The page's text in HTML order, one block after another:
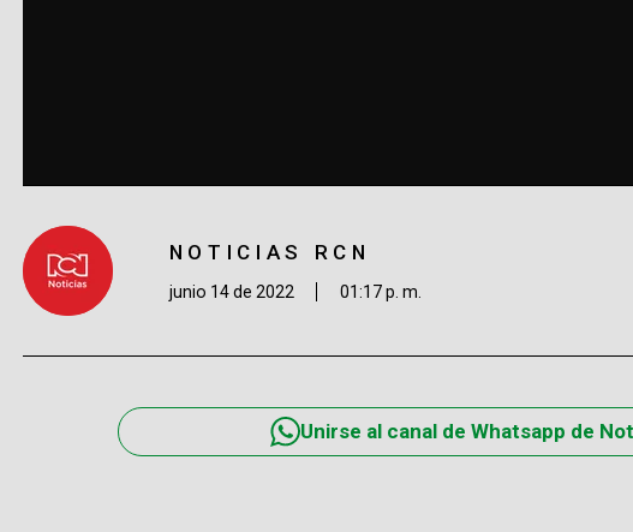
NOTICIAS RCN
junio 14 de 2022 01:17 p. m.
Unirse al canal de Whatsapp de